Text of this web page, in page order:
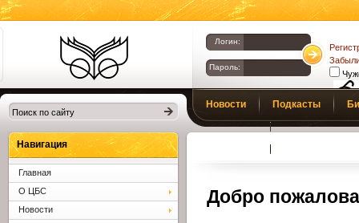
Библиотеки
Клина. Клинская
ЦБС.
Логин:
Пароль:
Новости Подкасты
Добро
Навигация
Главная
О ЦБС
Новости